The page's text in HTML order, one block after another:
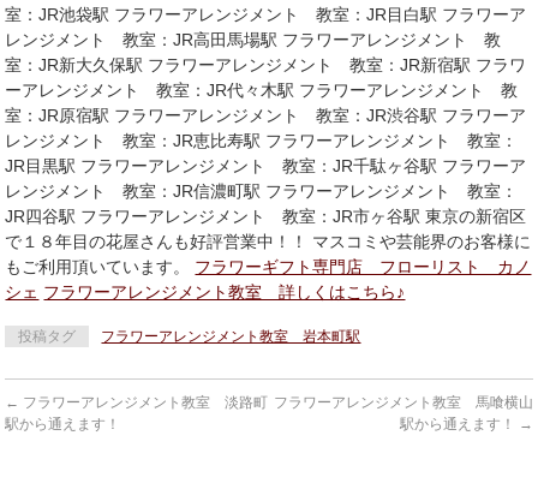
室：JR池袋駅 フラワーアレンジメント 教室：JR目白駅 フラワーア
レンジメント 教室：JR高田馬場駅 フラワーアレンジメント 教
室：JR新大久保駅 フラワーアレンジメント 教室：JR新宿駅 フラワ
ーアレンジメント 教室：JR代々木駅 フラワーアレンジメント 教
室：JR原宿駅 フラワーアレンジメント 教室：JR渋谷駅 フラワーア
レンジメント 教室：JR恵比寿駅 フラワーアレンジメント 教室：
JR目黒駅 フラワーアレンジメント 教室：JR千駄ヶ谷駅 フラワーア
レンジメント 教室：JR信濃町駅 フラワーアレンジメント 教室：
JR四谷駅 フラワーアレンジメント 教室：JR市ヶ谷駅 東京の新宿区
で１８年目の花屋さんも好評営業中！！ マスコミや芸能界のお客様に
もご利用頂いています。 フラワーギフト専門店 フローリスト カノ
シェ フラワーアレンジメント教室 詳しくはこちら♪
投稿タグ フラワーアレンジメント教室 岩本町駅
← フラワーアレンジメント教室 淡路町
駅から通えます！
フラワーアレンジメント教室 馬喰横山
駅から通えます！
→